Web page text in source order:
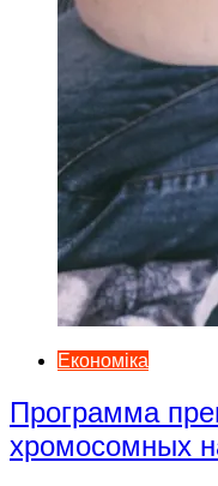
Економіка
Программа
хромосомных